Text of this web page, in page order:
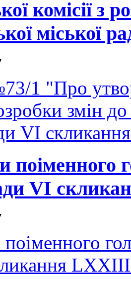
комісії з
міської
1 "Про
змін
VI
VI
поіменного
LXXIII